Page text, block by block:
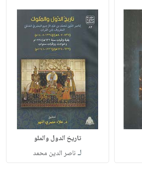
تاريخ الدول والملو
لـ ناصر الدين محمد